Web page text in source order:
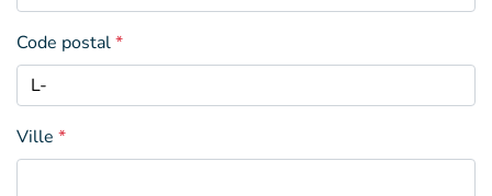
Code postal*
Ville *